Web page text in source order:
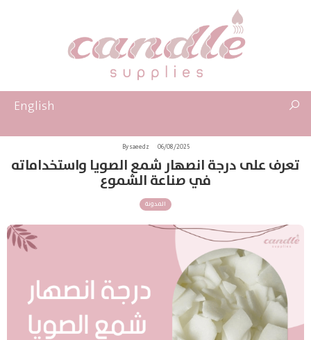
English
06/08/2025
By saeedz
تعرف على درجة انصهار شمع الصويا واستخداماته
في صناعة الشموع
المدونة